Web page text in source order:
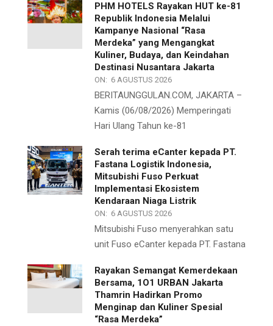
PHM HOTELS Rayakan HUT ke-81
Republik Indonesia Melalui
Kampanye Nasional “Rasa
Merdeka” yang Mengangkat
Kuliner, Budaya, dan Keindahan
Destinasi Nusantara Jakarta
ON: 6 AGUSTUS 2026
BERITAUNGGULAN.COM, JAKARTA –
Kamis (06/08/2026) Memperingati
Hari Ulang Tahun ke-81
Serah terima eCanter kepada PT.
Fastana Logistik Indonesia,
Mitsubishi Fuso Perkuat
Implementasi Ekosistem
Kendaraan Niaga Listrik
ON: 6 AGUSTUS 2026
Mitsubishi Fuso menyerahkan satu
unit Fuso eCanter kepada PT. Fastana
Rayakan Semangat Kemerdekaan
Bersama, 1O1 URBAN Jakarta
Thamrin Hadirkan Promo
Menginap dan Kuliner Spesial
“Rasa Merdeka”